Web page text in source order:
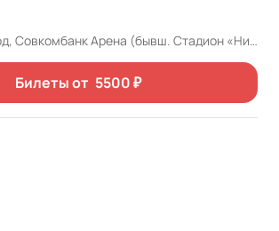
Нижний Новгород, Совкомбанк Арена (бывш. Стадион «Нижний Новгород»)
Билеты от 5500₽